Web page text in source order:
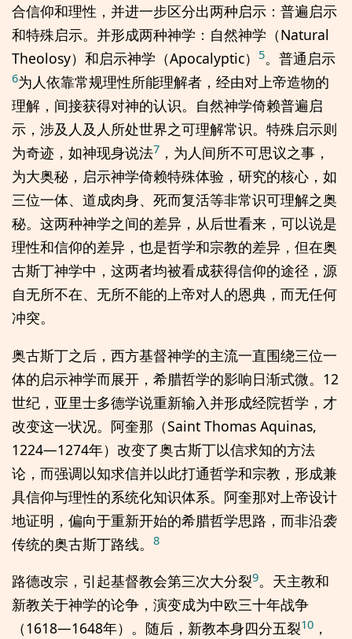
合信仰和理性，并进一步区分出两种启示：普遍启示
和特殊启示。并形成两种神学：自然神学（Natural
Theolosy）和启示神学（Apocalyptic） 5。普通启示
6为人依靠常规理性所能理解者，经由对上帝造物的
理解，间接获得对神的认识。自然神学倚赖普遍启
示，涉及人及人所处世界之可理解常识。特殊启示则
为奇迹，如神现身说法7 ，为人间所不可思议之事，
为大奥秘，启示神学倚赖特殊体验，研究的核心，如
三位一体、道成肉身、死而复活等非常识可理解之奥
秘。这两种神学之间的差异，从后世看来，可以说是
理性和信仰的差异，也是哲学和宗教的差异，但在奥
古斯丁神学中，这两者均被看成获得信仰的途径，源
自无所不在、无所不能的上帝对人的恩典，而无任何
冲突。
奥古斯丁之后，西方基督神学的主流一直围绕三位一
体的启示神学而展开，希腊哲学的影响日渐式微。12
世纪，亚里士多德学说重新输入并形成经院哲学，才
改变这一状况。阿奎那（Saint Thomas Aquinas,
1224—1274年）改变了奥古斯丁以信求知的方法
论，而强调以知求信并以此打通哲学和宗教，形成兼
具信仰与理性的系统化知识体系。阿奎那对上帝设计
地证明，偏向于重新开始的希腊哲学思路，而非沿袭
传统的奥古斯丁路线。 8
路德改宗，引起基督教会第三次大分裂9。天主教和
新教关于神学的论争，演变成为中欧三十年战争
（1618—1648年）。随后，新教本身四分五裂10 ，